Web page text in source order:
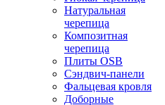
Натуральная
черепица
Композитная
черепица
Плиты OSB
Сэндвич-панели
Фальцевая кровля
Доборные